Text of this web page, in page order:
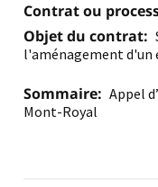
Contrat ou
Objet du contrat:
l'aménagement d'un
Sommaire: Appel
Mont-Royal